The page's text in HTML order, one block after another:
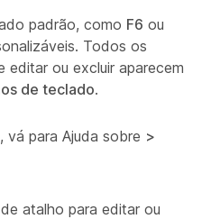
padrão, como F6 ou
Todos os
editar ou excluir aparecem
de teclado.
vá para Ajuda sobre >
atalho para editar ou